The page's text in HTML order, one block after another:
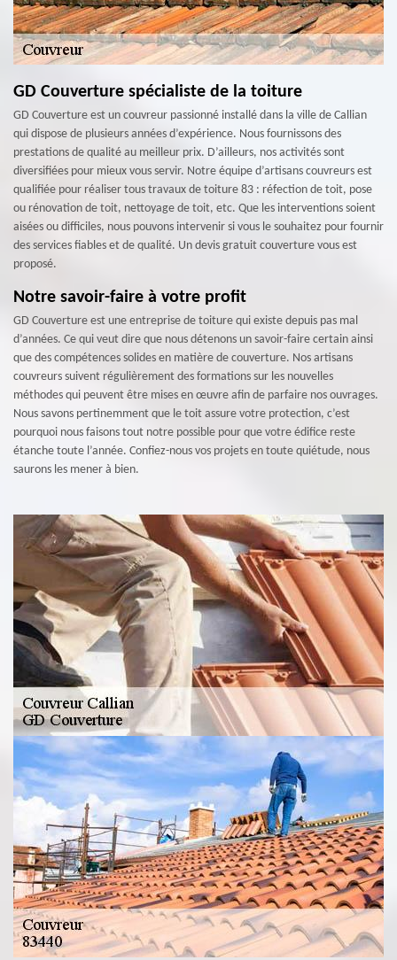
GD Couverture spécialiste de la toiture
GD Couverture est un couvreur passionné installé dans la ville de Callian
qui dispose de plusieurs années d’expérience. Nous fournissons des
prestations de qualité au meilleur prix. D’ailleurs, nos activités sont
diversifiées pour mieux vous servir. Notre équipe d’artisans couvreurs est
qualifiée pour réaliser tous travaux de toiture 83 : réfection de toit, pose
ou rénovation de toit, nettoyage de toit, etc. Que les interventions soient
aisées ou difficiles, nous pouvons intervenir si vous le souhaitez pour fournir
des services fiables et de qualité. Un devis gratuit couverture vous est
proposé.
Notre savoir-faire à votre profit
GD Couverture est une entreprise de toiture qui existe depuis pas mal
d’années. Ce qui veut dire que nous détenons un savoir-faire certain ainsi
que des compétences solides en matière de couverture. Nos artisans
couvreurs suivent régulièrement des formations sur les nouvelles
méthodes qui peuvent être mises en œuvre afin de parfaire nos ouvrages.
Nous savons pertinemment que le toit assure votre protection, c’est
pourquoi nous faisons tout notre possible pour que votre édifice reste
étanche toute l’année. Confiez-nous vos projets en toute quiétude, nous
saurons les mener à bien.